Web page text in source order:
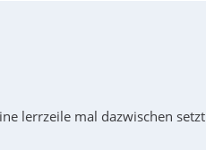
lerrzeile mal dazwischen setzt